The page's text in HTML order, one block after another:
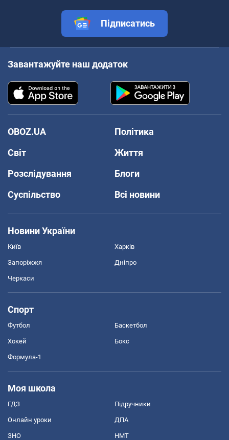
Підписатись
Завантажуйте наш додаток
OBOZ.UA
Політика
Світ
Життя
Розслідування
Блоги
Суспільство
Всі новини
Новини України
Київ Харків
Запоріжжя Дніпро
Черкаси
Спорт
Футбол Баскетбол
Хокей Бокс
Формула-1
Моя школа
ГДЗ Підручники
Онлайн уроки ДПА
ЗНО НМТ